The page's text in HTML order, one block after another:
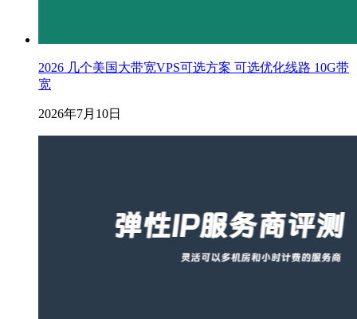
2026 几个美国大带宽VPS可选方案 可选优化线路 10G带
宽
2026年7月10日